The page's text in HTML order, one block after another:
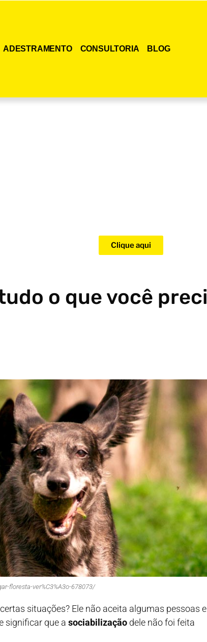
ADESTRAMENTO CONSULTORIA BLOG
Clique aqui
o que você
floresta-ver%C3%A3o-678073/
situações? Ele não aceita algumas pessoas
significar que a sociabilização dele não foi feita